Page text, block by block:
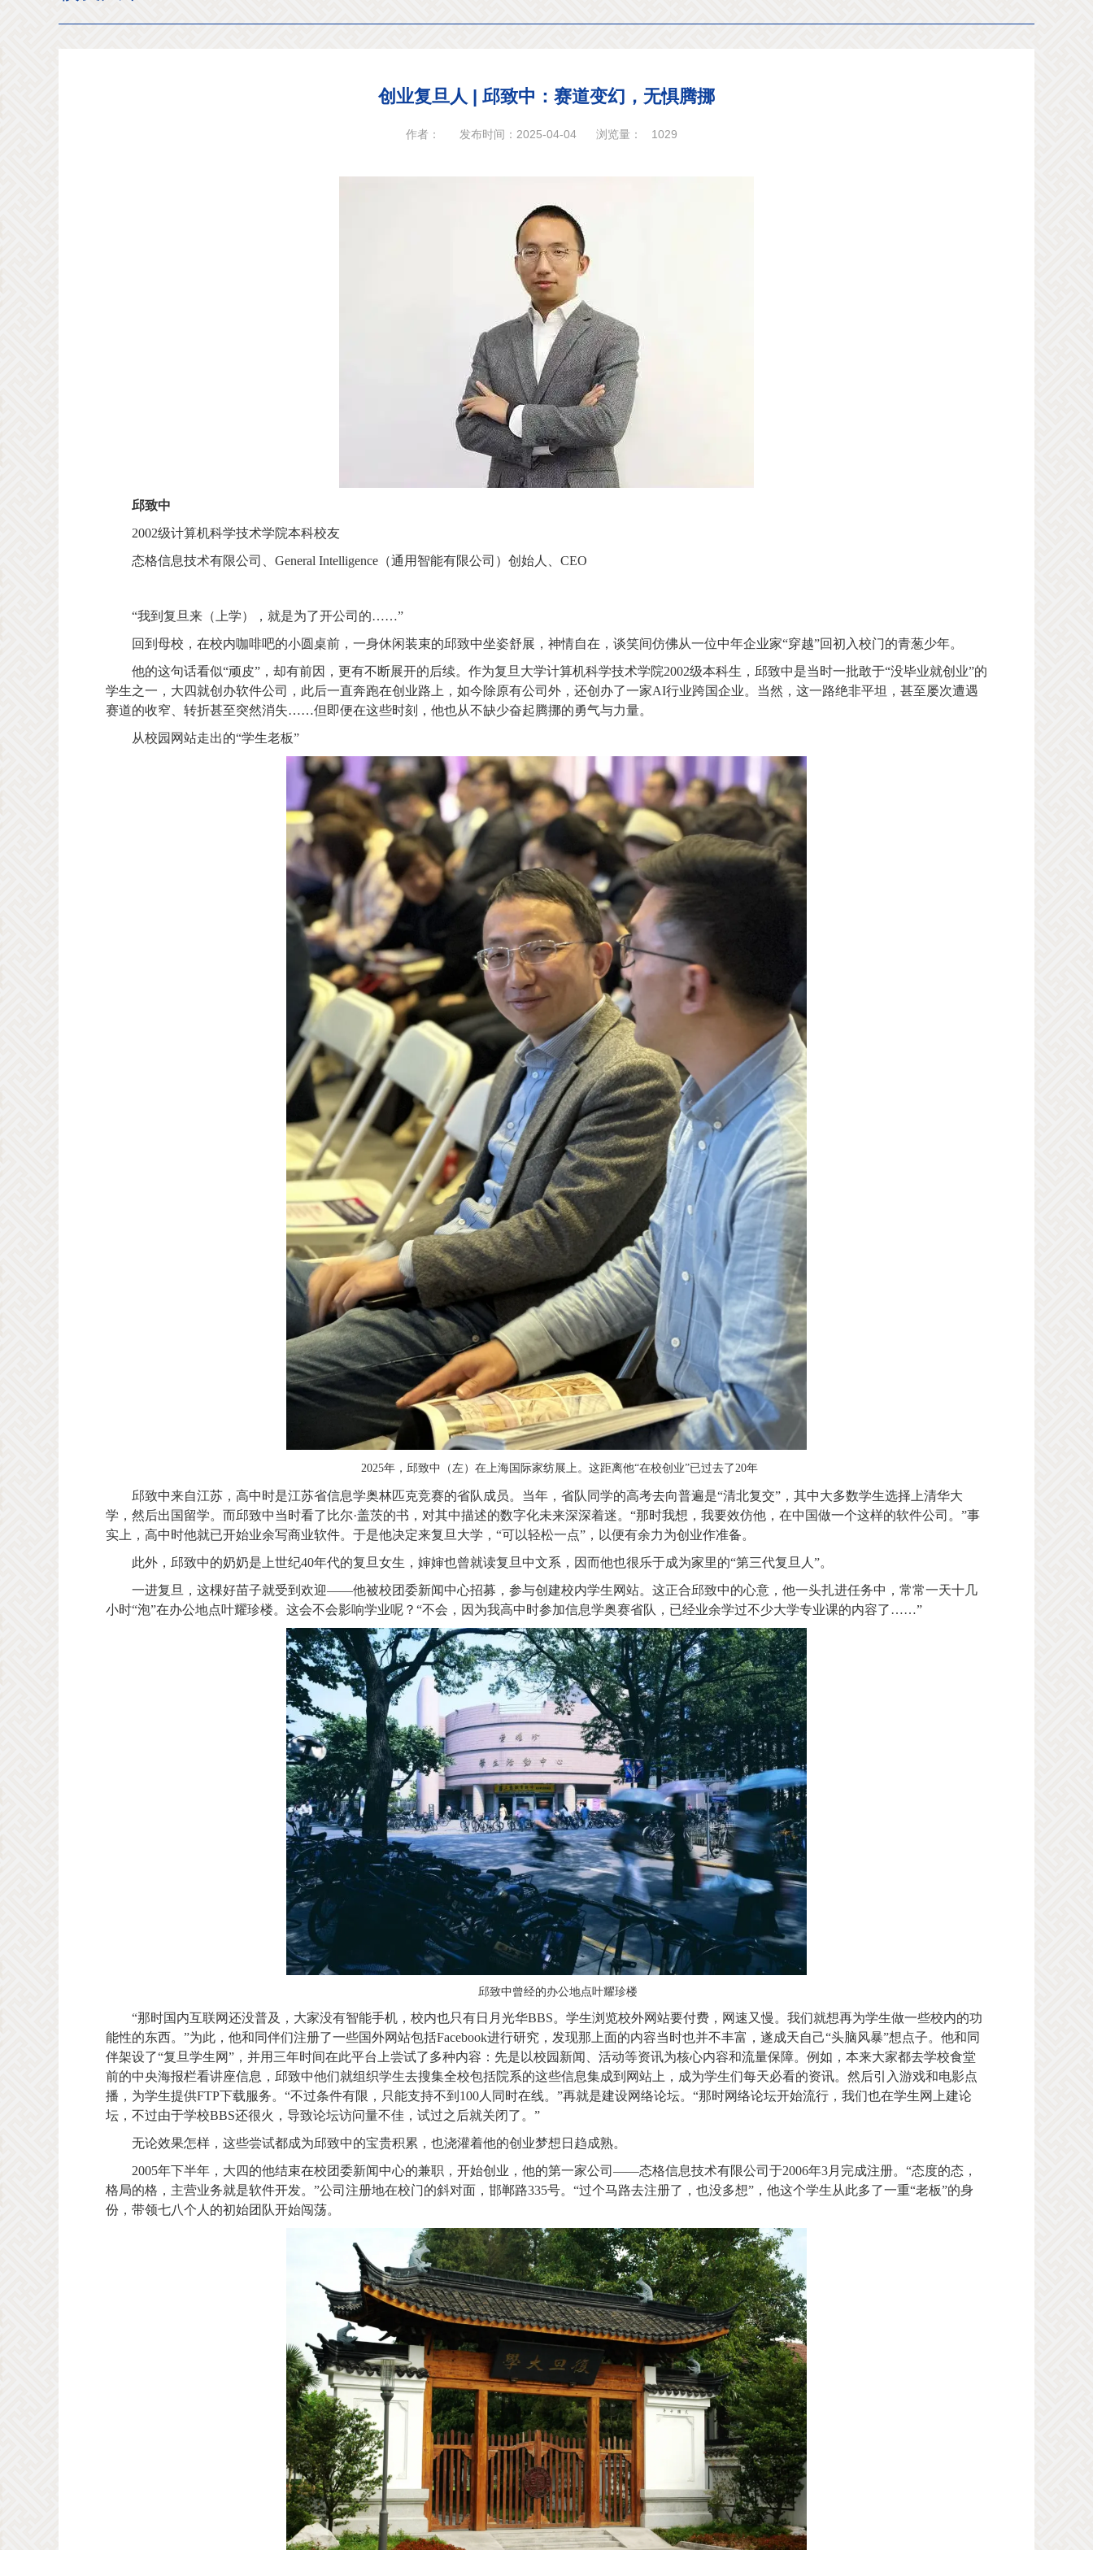
创业复旦人 | 邱致中：赛道变幻，无惧腾挪
作者： 发布时间：2025-04-04 浏览量： 1029
邱致中
2002级计算机科学技术学院本科校友
态格信息技术有限公司、General Intelligence（通用智能有限公司）创始人、CEO
“我到复旦来（上学），就是为了开公司的……”
回到母校，在校内咖啡吧的小圆桌前，一身休闲装束的邱致中坐姿舒展，神情自在，谈笑间仿佛从一位中年企业家“穿越”回初入校门的青葱少年。
他的这句话看似“顽皮”，却有前因，更有不断展开的后续。作为复旦大学计算机科学技术学院2002级本科生，邱致中是当时一批敢于“没毕业就创业”的
学生之一，大四就创办软件公司，此后一直奔跑在创业路上，如今除原有公司外，还创办了一家AI行业跨国企业。当然，这一路绝非平坦，甚至屡次遭遇
赛道的收窄、转折甚至突然消失……但即便在这些时刻，他也从不缺少奋起腾挪的勇气与力量。
从校园网站走出的“学生老板”
2025年，邱致中（左）在上海国际家纺展上。这距离他“在校创业”已过去了20年
邱致中来自江苏，高中时是江苏省信息学奥林匹克竞赛的省队成员。当年，省队同学的高考去向普遍是“清北复交”，其中大多数学生选择上清华大
学，然后出国留学。而邱致中当时看了比尔·盖茨的书，对其中描述的数字化未来深深着迷。“那时我想，我要效仿他，在中国做一个这样的软件公司。”事
实上，高中时他就已开始业余写商业软件。于是他决定来复旦大学，“可以轻松一点”，以便有余力为创业作准备。
此外，邱致中的奶奶是上世纪40年代的复旦女生，婶婶也曾就读复旦中文系，因而他也很乐于成为家里的“第三代复旦人”。
一进复旦，这棵好苗子就受到欢迎——他被校团委新闻中心招募，参与创建校内学生网站。这正合邱致中的心意，他一头扎进任务中，常常一天十几
小时“泡”在办公地点叶耀珍楼。这会不会影响学业呢？“不会，因为我高中时参加信息学奥赛省队，已经业余学过不少大学专业课的内容了……”
邱致中曾经的办公地点叶耀珍楼
“那时国内互联网还没普及，大家没有智能手机，校内也只有日月光华BBS。学生浏览校外网站要付费，网速又慢。我们就想再为学生做一些校内的功
能性的东西。”为此，他和同伴们注册了一些国外网站包括Facebook进行研究，发现那上面的内容当时也并不丰富，遂成天自己“头脑风暴”想点子。他和同
伴架设了“复旦学生网”，并用三年时间在此平台上尝试了多种内容：先是以校园新闻、活动等资讯为核心内容和流量保障。例如，本来大家都去学校食堂
前的中央海报栏看讲座信息，邱致中他们就组织学生去搜集全校包括院系的这些信息集成到网站上，成为学生们每天必看的资讯。然后引入游戏和电影点
播，为学生提供FTP下载服务。“不过条件有限，只能支持不到100人同时在线。”再就是建设网络论坛。“那时网络论坛开始流行，我们也在学生网上建论
坛，不过由于学校BBS还很火，导致论坛访问量不佳，试过之后就关闭了。”
无论效果怎样，这些尝试都成为邱致中的宝贵积累，也浇灌着他的创业梦想日趋成熟。
2005年下半年，大四的他结束在校团委新闻中心的兼职，开始创业，他的第一家公司——态格信息技术有限公司于2006年3月完成注册。“态度的态，
格局的格，主营业务就是软件开发。”公司注册地在校门的斜对面，邯郸路335号。“过个马路去注册了，也没多想”，他这个学生从此多了一重“老板”的身
份，带领七八个人的初始团队开始闯荡。